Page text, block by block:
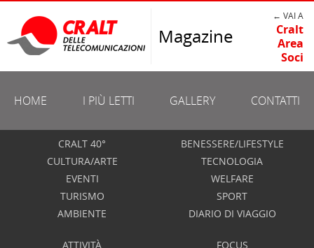
Magazine
← VAI A
Cralt
Area
Soci
HOME I PIÙ LETTI GALLERY CONTATTI
CRALT 40°
CULTURA/ARTE
EVENTI
TURISMO
AMBIENTE
BENESSERE/LIFESTYLE
TECNOLOGIA
WELFARE
SPORT
DIARIO DI VIAGGIO
ATTIVITÀ
FOCUS